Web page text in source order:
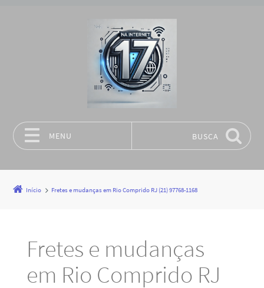
MENU BUSCA
Início Fretes e mudanças em Rio Comprido RJ (21) 97768-1168
Fretes e mudanças
em Rio Comprido RJ